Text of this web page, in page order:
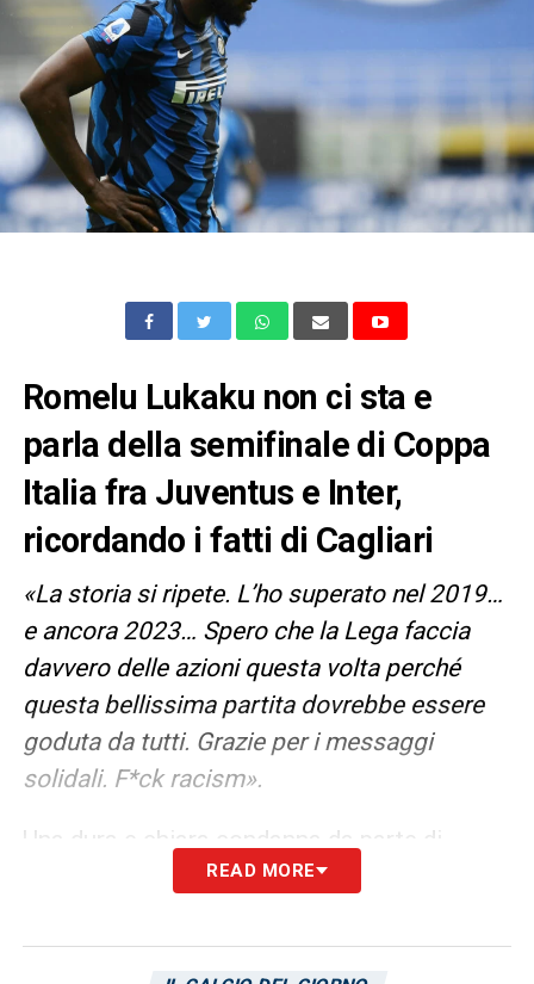
Romelu Lukaku non ci sta e
parla della semifinale di Coppa
Italia fra Juventus e Inter,
ricordando i fatti di Cagliari
«La storia si ripete. L’ho superato nel 2019…
e ancora 2023… Spero che la Lega faccia
davvero delle azioni questa volta perché
questa bellissima partita dovrebbe essere
goduta da tutti. Grazie per i messaggi
solidali. F*ck racism».
Una dura e chiara condanna da parte di
. Queste sono le parole del
Gazzetta dello Sport. Il riferimento di Lukaku
READ MORE